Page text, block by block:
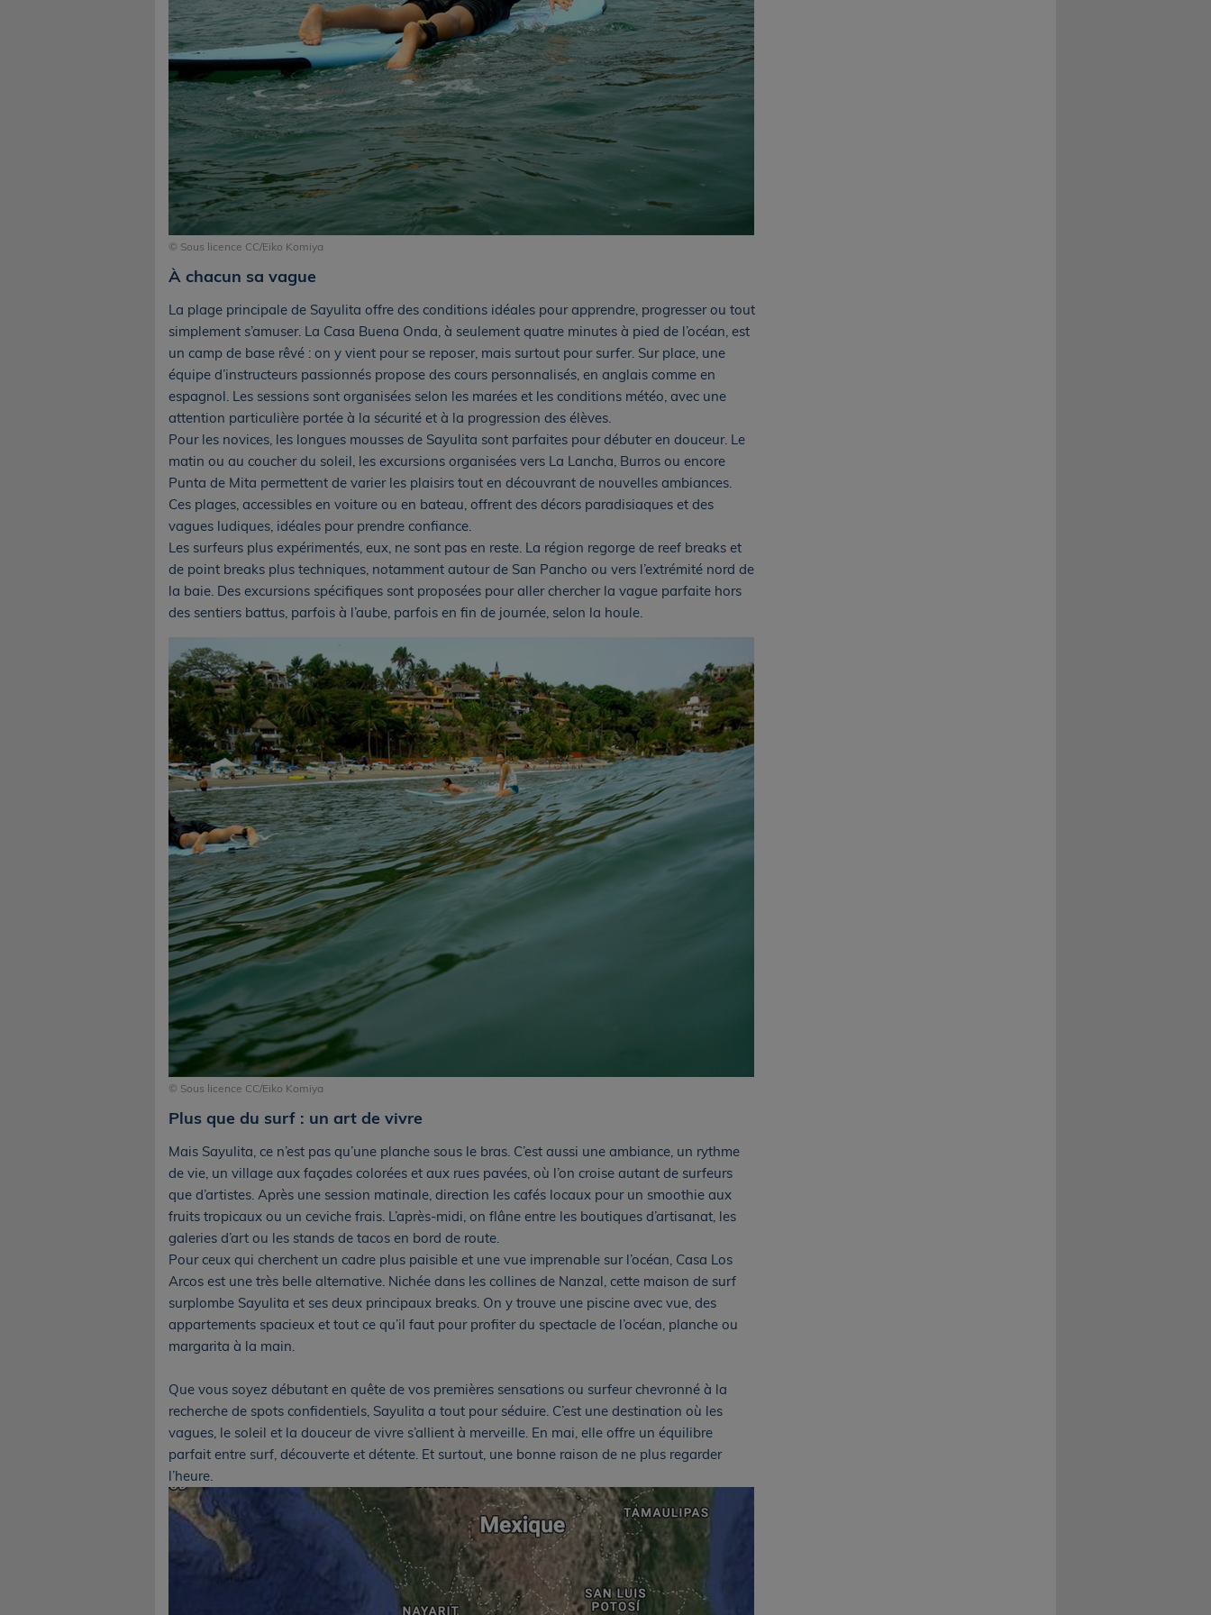
© Sous licence CC/Eiko Komiya
À chacun sa vague
La plage principale de Sayulita offre des conditions idéales pour apprendre, progresser ou tout
simplement s’amuser. La Casa Buena Onda, à seulement quatre minutes à pied de l’océan, est
un camp de base rêvé : on y vient pour se reposer, mais surtout pour surfer. Sur place, une
équipe d’instructeurs passionnés propose des cours personnalisés, en anglais comme en
espagnol. Les sessions sont organisées selon les marées et les conditions météo, avec une
attention particulière portée à la sécurité et à la progression des élèves.
Pour les novices, les longues mousses de Sayulita sont parfaites pour débuter en douceur. Le
matin ou au coucher du soleil, les excursions organisées vers La Lancha, Burros ou encore
Punta de Mita permettent de varier les plaisirs tout en découvrant de nouvelles ambiances.
Ces plages, accessibles en voiture ou en bateau, offrent des décors paradisiaques et des
vagues ludiques, idéales pour prendre confiance.
Les surfeurs plus expérimentés, eux, ne sont pas en reste. La région regorge de reef breaks et
de point breaks plus techniques, notamment autour de San Pancho ou vers l’extrémité nord de
la baie. Des excursions spécifiques sont proposées pour aller chercher la vague parfaite hors
des sentiers battus, parfois à l’aube, parfois en fin de journée, selon la houle.
© Sous licence CC/Eiko Komiya
Plus que du surf : un art de vivre
Mais Sayulita, ce n’est pas qu’une planche sous le bras. C’est aussi une ambiance, un rythme
de vie, un village aux façades colorées et aux rues pavées, où l’on croise autant de surfeurs
que d’artistes. Après une session matinale, direction les cafés locaux pour un smoothie aux
fruits tropicaux ou un ceviche frais. L’après-midi, on flâne entre les boutiques d’artisanat, les
galeries d’art ou les stands de tacos en bord de route.
Pour ceux qui cherchent un cadre plus paisible et une vue imprenable sur l’océan, Casa Los
Arcos est une très belle alternative. Nichée dans les collines de Nanzal, cette maison de surf
surplombe Sayulita et ses deux principaux breaks. On y trouve une piscine avec vue, des
appartements spacieux et tout ce qu’il faut pour profiter du spectacle de l’océan, planche ou
margarita à la main.
Que vous soyez débutant en quête de vos premières sensations ou surfeur chevronné à la
recherche de spots confidentiels, Sayulita a tout pour séduire. C’est une destination où les
vagues, le soleil et la douceur de vivre s’allient à merveille. En mai, elle offre un équilibre
parfait entre surf, découverte et détente. Et surtout, une bonne raison de ne plus regarder
l’heure.